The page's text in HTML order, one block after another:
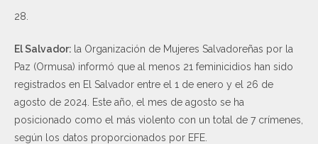
28.
El Salvador: la Organización de Mujeres Salvadoreñas por la
Paz (Ormusa) informó que al menos 21 feminicidios han sido
registrados en El Salvador entre el 1 de enero y el 26 de
agosto de 2024. Este año, el mes de agosto se ha
posicionado como el más violento con un total de 7 crímenes,
según los datos proporcionados por EFE.